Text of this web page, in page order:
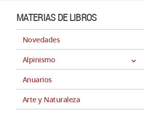
MATERIAS DE LIBROS
Novedades
Alpinismo
Anuarios
Arte y Naturaleza